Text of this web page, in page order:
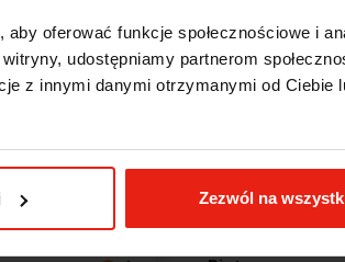
oferować funkcje społecznościowe i
udostępniamy partnerom
z innymi danymi otrzymanymi od Ciebie
Zezwól na
filtry